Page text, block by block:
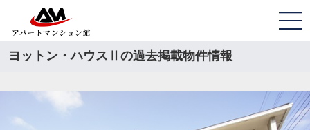
ヨットン・ハウスⅡの過去掲載物件情報